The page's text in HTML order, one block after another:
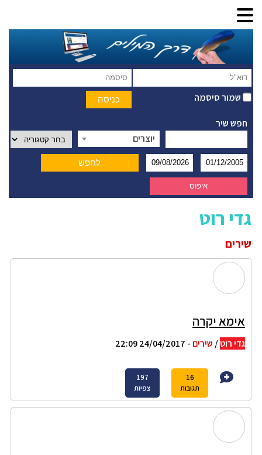
שמור סיסמה
חפש שיר
יוצרים
גדי רוט
שירים
אימא יקרה
גדי רוט/ שירים - 24/04/2017 22:09
16
תגובות
197
צפיות